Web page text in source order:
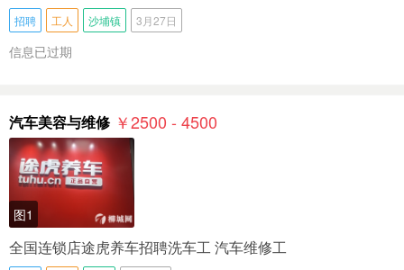
招聘 工人 沙埔镇 3月27日
信息已过期
汽车美容与维修 ￥2500 - 4500
图1
全国连锁店途虎养车招聘洗车工 汽车维修工